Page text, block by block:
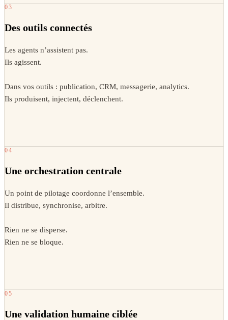
03
Des outils connectés
Les agents n’assistent pas.
Ils agissent.
Dans vos outils : publication, CRM, messagerie, analytics.
Ils produisent, injectent, déclenchent.
04
Une orchestration centrale
Un point de pilotage coordonne l’ensemble.
Il distribue, synchronise, arbitre.
Rien ne se disperse.
Rien ne se bloque.
05
Une validation humaine ciblée